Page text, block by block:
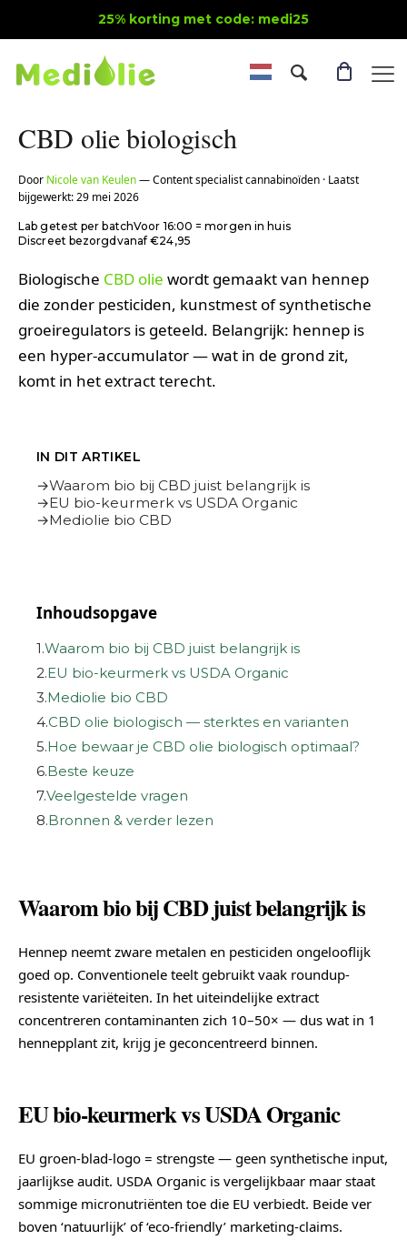
25% korting met code: medi25
CBD olie biologisch
Door Nicole van Keulen— Content specialist cannabinoïden · Laatst
bijgewerkt: 29 mei 2026
Lab getest per batchVoor 16:00 = morgen in huis
Discreet bezorgd vanaf €24,95
Biologische CBD olie wordt gemaakt van hennep
die zonder pesticiden, kunstmest of synthetische
groeiregulators is geteeld. Belangrijk: hennep is
een hyper-accumulator — wat in de grond zit,
komt in het extract terecht.
IN DIT ARTIKEL
Waarom bio bij CBD juist belangrijk is
EU bio-keurmerk vs USDA Organic
Mediolie bio CBD
Inhoudsopgave
1.Waarom bio bij CBD juist belangrijk is
2.EU bio-keurmerk vs USDA Organic
3.Mediolie bio CBD
4.CBD olie biologisch — sterktes en varianten
5.Hoe bewaar je CBD olie biologisch optimaal?
6.Beste keuze
7.Veelgestelde vragen
8.Bronnen & verder lezen
Waarom bio bij CBD juist belangrijk is
Hennep neemt zware metalen en pesticiden ongelooflijk
goed op. Conventionele teelt gebruikt vaak roundup-
resistente variëteiten. In het uiteindelijke extract
concentreren contaminanten zich 10–50× — dus wat in 1
hennepplant zit, krijg je geconcentreerd binnen.
EU bio-keurmerk vs USDA Organic
EU groen-blad-logo = strengste — geen synthetische input,
jaarlijkse audit. USDA Organic is vergelijkbaar maar staat
sommige micronutriënten toe die EU verbiedt. Beide ver
boven ‘natuurlijk’ of ‘eco-friendly’ marketing-claims.